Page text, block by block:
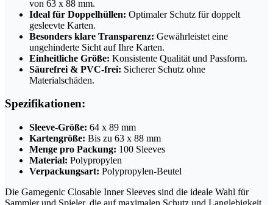
von 63 x 88 mm.
Ideal für Doppelhüllen: Optimaler Schutz für doppelt
gesleevte Karten.
Besonders klare Transparenz: Gewährleistet eine
ungehinderte Sicht auf Ihre Karten.
Einheitliche Größe: Konsistente Qualität und Passform.
Säurefrei & PVC-frei: Sicherer Schutz ohne
Materialschäden.
Spezifikationen:
Sleeve-Größe: 64 x 89 mm
Kartengröße: Bis zu 63 x 88 mm
Menge pro Packung: 100 Sleeves
Material: Polypropylen
Verpackungsart: Polypropylen-Beutel
Die Gamegenic Closable Inner Sleeves sind die ideale Wahl für